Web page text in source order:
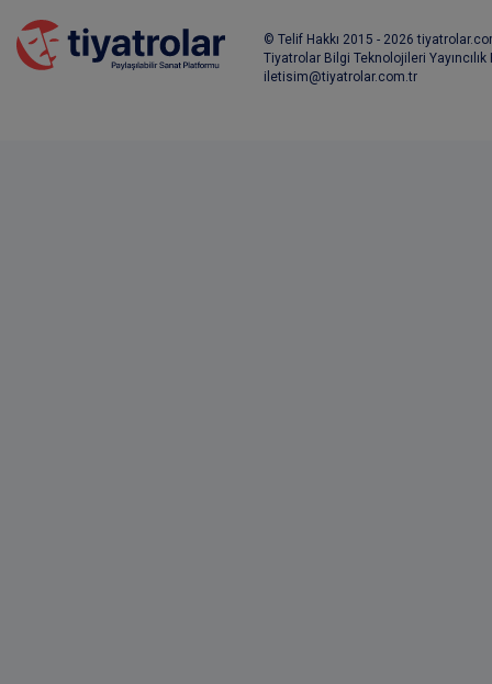
© Telif Hakkı 2015 - 2026
Tiyatrolar Bilgi Teknolojileri Yayıncılık
iletisim@tiyatrolar.com.tr